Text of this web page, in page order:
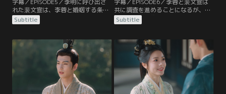
字幕／EPISODE5／李明に呼び出さ
れた裴文宣は、李蓉と婚姻する条件
として楊泉殺害を命じられる。命じ
られたとおりに楊泉を返り討ちにし
ちの前で“楊泉を殺してしまったか
ら罰を受ける”と猿芝居を打つ。李
明は裴文宣の罪をとがめず、楊家の
反逆の証拠を調べるように命じる
が…。
Subtitle
字幕／EPISODE6／李蓉と裴文宣は
共に調査を進めることになるが、2
人とも楊泉に襲われた被害者である
ため、蘇容卿が監視役に指名され
跋燕の帳簿を手に入れようと、商人
のフリをして拓跋燕の宴に潜入す
る。そして、李蓉は帳簿を見つける
が、怪しい動きが見つかってしま
い…。
Subtitle